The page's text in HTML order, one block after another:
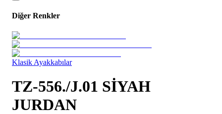
Diğer Renkler
Klasik Ayakkabılar
TZ-556./J.01 SİYAH
JURDAN